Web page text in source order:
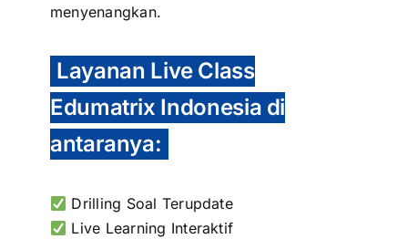
menyenangkan.
Layanan Live Class
Edumatrix Indonesia di
antaranya:
Drilling Soal Terupdate
Live Learning Interaktif